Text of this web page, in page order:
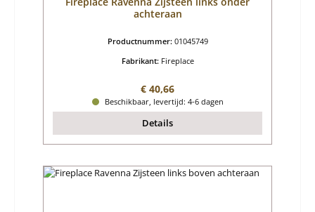
achteraan
Productnummer: 01045749
Fabrikant: Fireplace
Normale prijs:
€ 40,66
Beschikbaar, levertijd: 4-6 dagen
Details